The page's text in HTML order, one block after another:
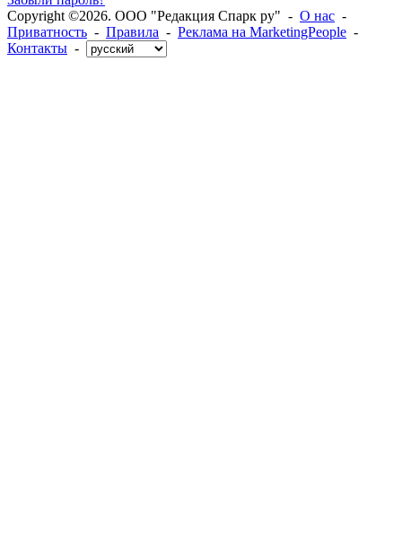
Copyright ©2026. ООО "Редакция Спарк ру" - О нас -
Приватность - Правила - Реклама на MarketingPeople -
Контакты -